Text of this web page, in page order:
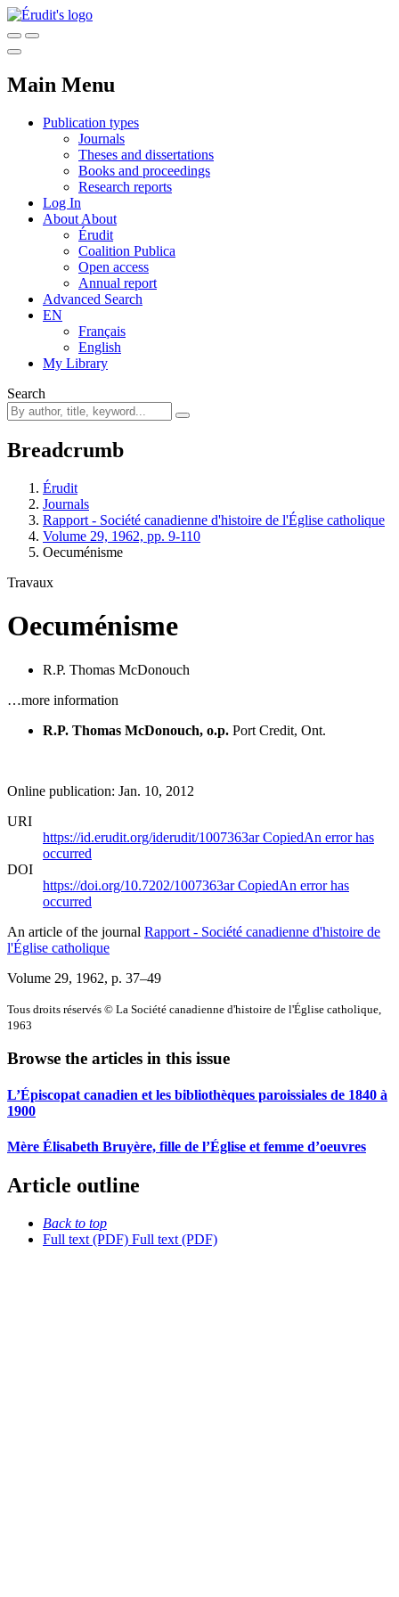
Main Menu
Publication types
Journals
Theses and dissertations
Books and proceedings
Research reports
Log In
About About
Érudit
Coalition Publica
Open access
Annual report
Advanced Search
EN
Français
English
My Library
Search
Breadcrumb
Érudit
Journals
Rapport - Société canadienne d'histoire de l'Église catholique
Volume 29, 1962, pp. 9-110
Oecuménisme
Travaux
Oecuménisme
R.P. Thomas McDonouch
…more information
R.P. Thomas McDonouch, o.p. Port Credit, Ont.
Online publication: Jan. 10, 2012
URI
https://id.erudit.org/iderudit/1007363arCopiedAn error has
occurred
DOI
https://doi.org/10.7202/1007363arCopiedAn error has
occurred
An article of the journal Rapport - Société canadienne d'histoire de
l'Église catholique
Volume 29, 1962, p. 37–49
Tous droits réservés © La Société canadienne d'histoire de l'Église catholique,
1963
Browse the articles in this issue
L’Épiscopat canadien et les bibliothèques paroissiales de 1840 à
1900
Mère Élisabeth Bruyère, fille de l’Église et femme d’oeuvres
Article outline
Back to top
Full text (PDF) Full text (PDF)